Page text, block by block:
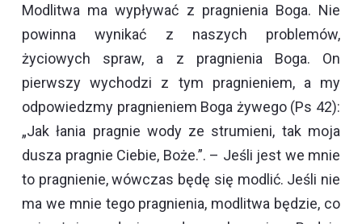
Modlitwa ma wypływać z pragnienia Boga. Nie
powinna wynikać z naszych problemów,
życiowych spraw, a z pragnienia Boga. On
pierwszy wychodzi z tym pragnieniem, a my
odpowiedzmy pragnieniem Boga żywego (Ps 42):
„Jak łania pragnie wody ze strumieni, tak moja
dusza pragnie Ciebie, Boże.”. – Jeśli jest we mnie
to pragnienie, wówczas będę się modlić. Jeśli nie
ma we mnie tego pragnienia, modlitwa będzie, co